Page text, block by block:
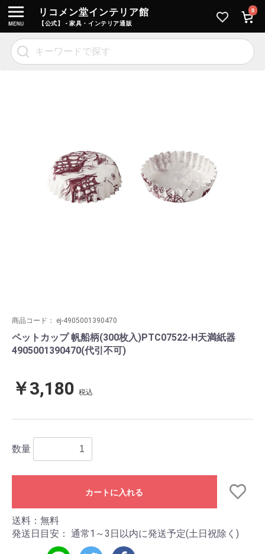
リコメン堂インテリア館
【公式】 - 家具・インテリア通販
0
商品コード： ej-4905001390470
ペットカップ 帆船柄(300枚入)PTC07522-H天満紙器
4905001390470(代引不可)
￥3,180 税込
数量
カートに入れる
送料：無料
発送日目安： 通常1～3日以内に発送予定(土日祝除く)